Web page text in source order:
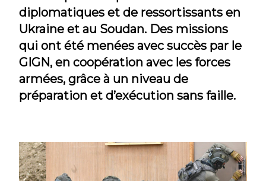
diplomatiques et de ressortissants en
Ukraine et au Soudan. Des missions
qui ont été menées avec succès par le
GIGN, en coopération avec les forces
armées, grâce à un niveau de
préparation et d’exécution sans faille.